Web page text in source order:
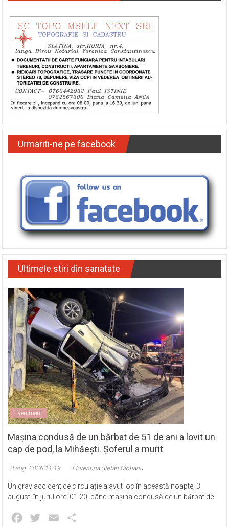
Urmariti-ne pe facebook
Ultimele stiri din sanatate
Eveniment
Mașina condusă de un bărbat de 51 de ani a lovit un
cap de pod, la Mihăești. Șoferul a murit
3 aug. 2026 11:19 Florentina Ștefan Ciobanu
Un grav accident de circulație a avut loc în această noapte, 3
august, în jurul orei 01.20, când mașina condusă de un bărbat de
Facebook
Twitter Email